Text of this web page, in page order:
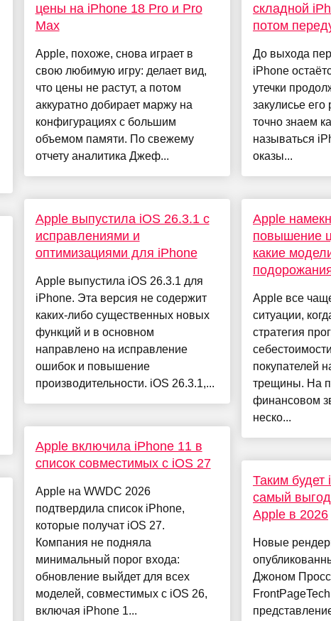
цены на iPhone 18 Pro и Pro
Max
Apple, похоже, снова играет в
свою любимую игру: делает вид,
что цены не растут, а потом
аккуратно добирает маржу на
конфигурациях с большим
объемом памяти. По свежему
отчету аналитика Джеф...
Apple выпустила iOS 26.3.1 с
исправлениями и
оптимизациями для iPhone
Apple выпустила iOS 26.3.1 для
iPhone. Эта версия не содержит
каких-либо существенных новых
функций и в основном
направлено на исправление
ошибок и повышение
производительности. iOS 26.3.1,...
Apple включила iPhone 11 в
список совместимых с iOS 27
Apple на WWDC 2026
подтвердила список iPhone,
которые получат iOS 27.
Компания не подняла
минимальный порог входа:
обновление выйдет для всех
моделей, совместимых с iOS 26,
включая iPhone 1...
складной
потом
До выхода
iPhone
утечки
закулисье
точно знаем
называться
оказы...
Apple
повышение
какие
Apple все
ситуации,
стратегия
покупателей
трещины. На
финансовом
неско...
Таким
самый
Apple в 2026
Новые
Джоном